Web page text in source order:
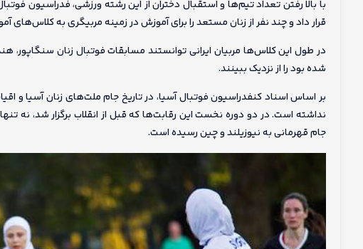
با بالا رفتن تعداد تیم‌ها و استقبال دختران از این رشته ورزشی، فدراسیون
قرار داد و چند نفر از زنان مستعد را برای آموزش در زمینه مربیگری به کلاس‌های
در طول این کلاس‌ها مربیان ایرانی توانستند مسابقات فوتبال زنان سنگاپور،
شده بود را از نزدیک ببینند.
نداشته است. در دو دوره نخست این رقابت‌ها که قبل از انقلاب برگزار شد، نه
جام قهرمانی به نیوزیلند و چین رسیده است.